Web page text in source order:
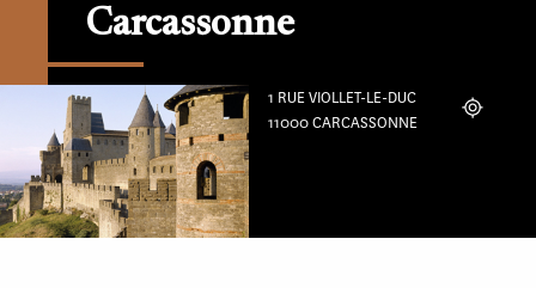
Carcassonne
1 RUE VIOLLET-LE-DUC
11000 CARCASSONNE
Localiser